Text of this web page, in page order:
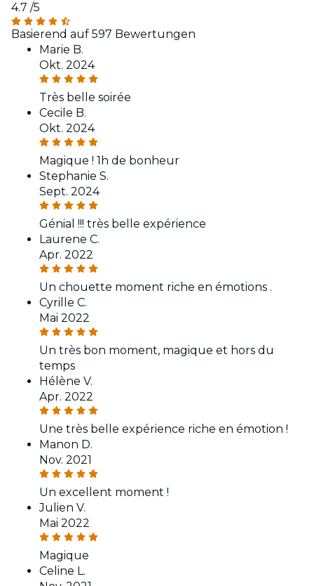
4.7 /5
Basierend auf 597 Bewertungen
Marie B.
Okt. 2024
Très belle soirée
Cecile B.
Okt. 2024
Magique ! 1h de bonheur
Stephanie S.
Sept. 2024
Génial !!! très belle expérience
Laurene C.
Apr. 2022
Un chouette moment riche en émotions .
Cyrille C.
Mai 2022
Un très bon moment, magique et hors du
temps
Hélène V.
Apr. 2022
Une très belle expérience riche en émotion !
Manon D.
Nov. 2021
Un excellent moment !
Julien V.
Mai 2022
Magique
Celine L.